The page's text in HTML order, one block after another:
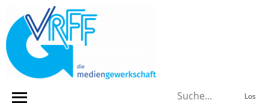
content
Los